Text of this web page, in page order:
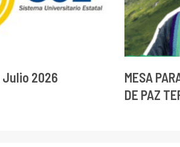
2026
MESA
DE PAZ